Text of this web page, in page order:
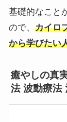
基礎的なこと
ので、 カイロ
から学びたい
癒やしの真
法 波動療法